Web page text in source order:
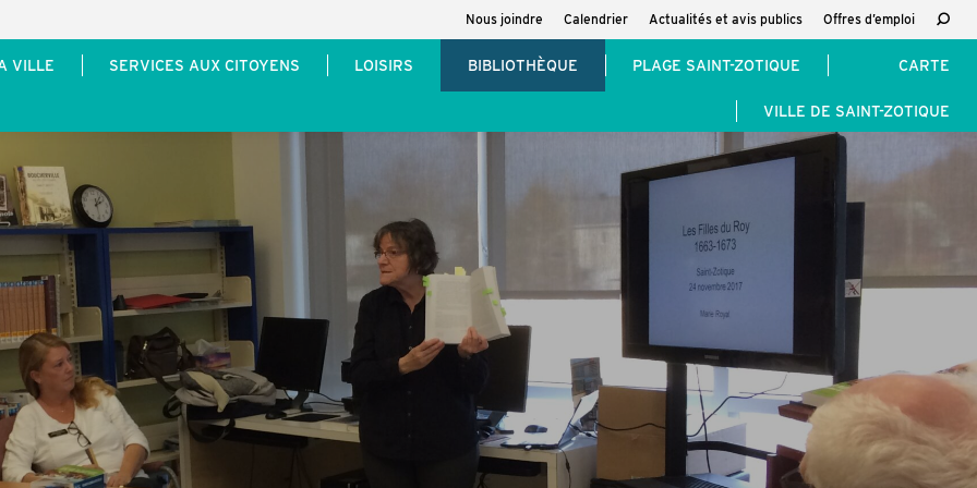
Nous joindre Calendrier Actualités et avis publics Offres d’emploi
:
VILLE SERVICES AUX CITOYENS LOISIRS BIBLIOTHÈQUE PLAGE SAINT-ZOTIQUE CARTE
VILLE DE SAINT-ZOTIQUE